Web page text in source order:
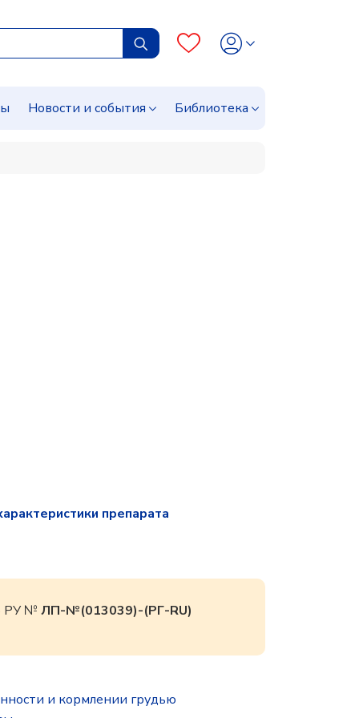
Новости и события Библиотека
препарата
РУ № ЛП-№(013039)-(РГ-RU)
и кормлении грудью